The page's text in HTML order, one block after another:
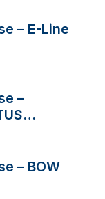
– E-Line
–
– BOW